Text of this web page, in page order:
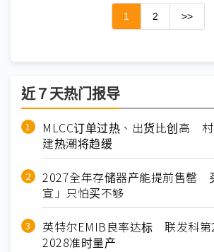
1 2 >>
近７天热门报导
MLCC订单过热、出货比创高
建热潮将趋缓
2027全年存储器产能提前售罄
宣」只怕买不够
英特尔EMIB良率达标 联发科第
2028准时量产